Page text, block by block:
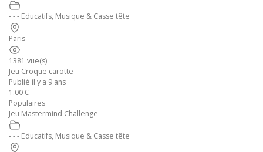
- - - Educatifs, Musique & Casse tête
Paris
1381 vue(s)
Jeu Croque carotte
Publié il y a 9 ans
1.00 €
Populaires
Jeu Mastermind Challenge
- - - Educatifs, Musique & Casse tête